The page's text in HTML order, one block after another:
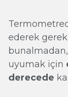
ederek
uyumak için
derecede